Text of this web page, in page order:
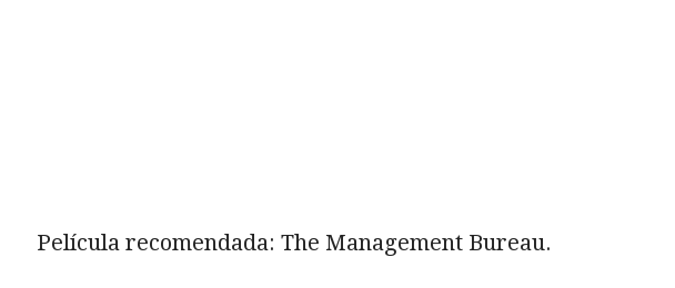
Película recomendada: The Management Bureau.